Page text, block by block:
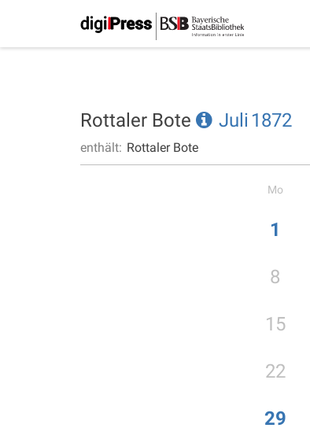
Rottaler Bote Juli 1872
enthält: Rottaler Bote
Mo
1
8
15
22
29